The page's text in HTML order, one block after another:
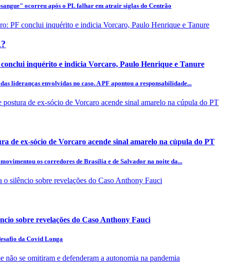
ocorreu após o PL falhar em atrair siglas do Centrão
inquérito e indicia Vorcaro, Paulo Henrique e Tanure
lideranças envolvidas no caso. A PF apontou a responsabilidade...
de ex-sócio de Vorcaro acende sinal amarelo na cúpula do PT
os corredores de Brasília e de Salvador na noite da...
sobre revelações do Caso Anthony Fauci
da Covid Longa